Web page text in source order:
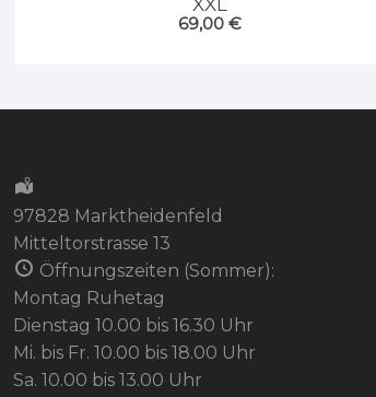
XXL
69,00 €
97828 Marktheidenfeld
Mitteltorstrasse 13
Öffnungszeiten (Sommer):
Montag Ruhetag
Dienstag 10.00 bis 16.30 Uhr
Mi. bis Fr. 10.00 bis 18.00 Uhr
Sa. 10.00 bis 13.00 Uhr